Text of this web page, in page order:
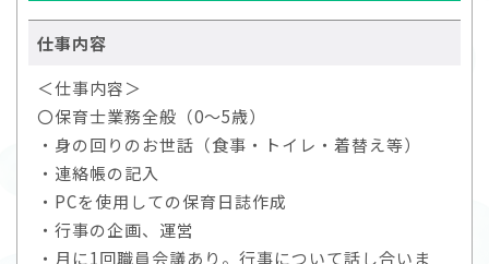
仕事内容
＜仕事内容＞
〇保育士業務全般（0～5歳）
・身の回りのお世話（食事・トイレ・着替え等）
・連絡帳の記入
・PCを使用しての保育日誌作成
・行事の企画、運営
・月に1回職員会議あり。行事について話し合いま